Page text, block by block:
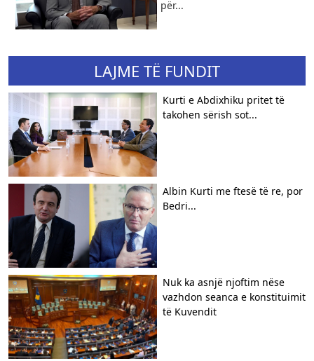
për...
LAJME TË FUNDIT
Kurti e Abdixhiku pritet të
takohen sërish sot...
Albin Kurti me ftesë të re, por
Bedri...
Nuk ka asnjë njoftim nëse
vazhdon seanca e konstituimit
të Kuvendit